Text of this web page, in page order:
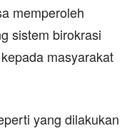
memperoleh
sistem birokrasi
masyarakat
yang dilakukan